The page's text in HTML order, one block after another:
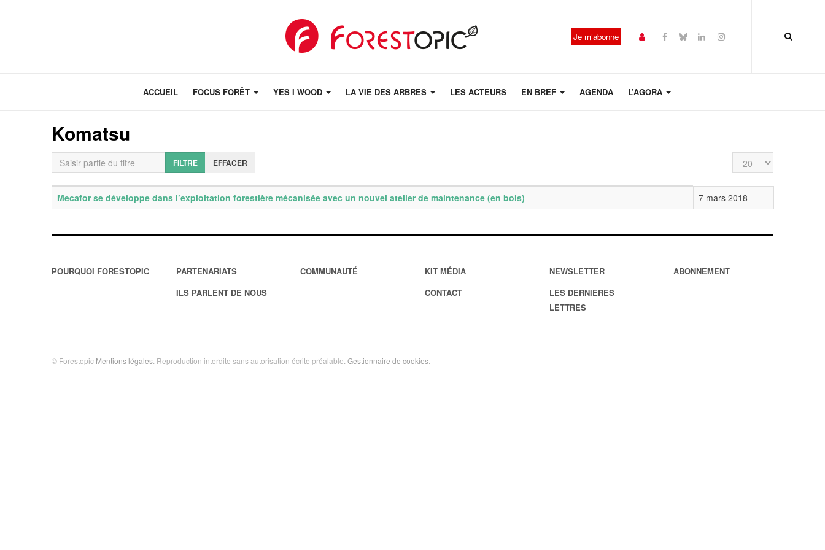
Je m’abonne
ACCUEIL FOCUS FORÊT YES I WOOD LA VIE DES ARBRES LES ACTEURS EN BREF AGENDA L’AGORA
Komatsu
Saisir partie du titre FILTRE EFFACER Affichage #
Titre Date de publication
Mecafor se développe dans l’exploitation forestière mécanisée avec un nouvel atelier de maintenance (en bois) 7 mars 2018
POURQUOI FORESTOPIC
PARTENARIATS
ILS PARLENT DE NOUS
COMMUNAUTÉ
KIT MÉDIA
CONTACT
NEWSLETTER
LES DERNIÈRES
LETTRES
ABONNEMENT
© Forestopic Mentions légales . Reproduction interdite sans autorisation écrite préalable. Gestionnaire de cookies